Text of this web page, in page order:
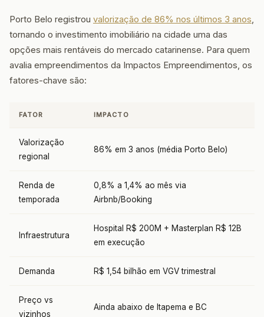
Porto Belo registrou valorização de 86% nos últimos 3 anos,
tornando o investimento imobiliário na cidade uma das
opções mais rentáveis do mercado catarinense. Para quem
avalia empreendimentos da Impactos Empreendimentos, os
fatores-chave são:
FATOR IMPACTO
Valorização
regional
86% em 3 anos (média Porto Belo)
Renda de
temporada
0,8% a 1,4% ao mês via
Airbnb/Booking
Infraestrutura
Hospital R$ 200M + Masterplan R$ 12B
em execução
Demanda R$ 1,54 bilhão em VGV trimestral
Preço vs
vizinhos
Ainda abaixo de Itapema e BC